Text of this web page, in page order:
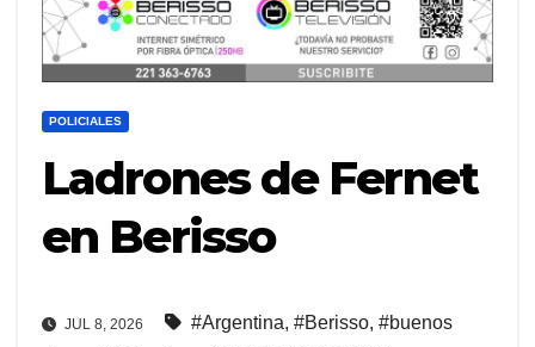
POLICIALES
Ladrones de Fernet
en Berisso
JUL 8, 2026 #Argentina, #Berisso, #buenos